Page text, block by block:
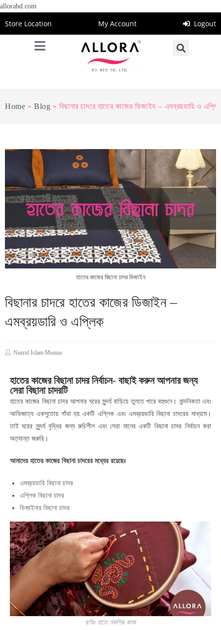
allorabd.com
Store Location My Account Logout
Home »Blog »বিছানার চাদরে হাতের কাজের ডিজাইন – এমব্রয়ডারি ও
হাতের কাজের বিছানা চাদর ডিজাইন
বিছানার চাদরে হাতের কাজের ডিজাইন –
এমব্রয়ডারি ও এপ্লিক
Nazrul Islam Munna
হাতের কাজের বিছানা চাদর নির্বাচন- বাছাই করুন আপনার জন্য
সেরা বিছানা চাদরটি
হাতের কাজের বিছানা চাদর আপনার ঘরের সুন্দর্য বাড়িয়ে তুলতে পারে বহুগুনে। নান্দনিকতা এবং
আভিজাত্য একসুতোয় গাঁথা হয় একটি এপ্লিক এবং এমব্রয়ডারি বিছানা চাদরের মাধ্যমে।
তাই ঘরের সুন্দর্য বৃদ্ধির জন্য রুচিশীল এবং সেরা মানের একটি বিছানা চাদর নির্বাচন করা
অত্যান্ত জরুরি।
আমাদের হাতের কাজের বিছানা চাদরের মধ্যের রয়েছেঃ
এমব্রয়ডারি বিছানা চাদর
এপ্লিক বিছানা চাদর
ডিজাইনার বিছানা চাদর
ছবিঃ হাতে নকশির কাজ